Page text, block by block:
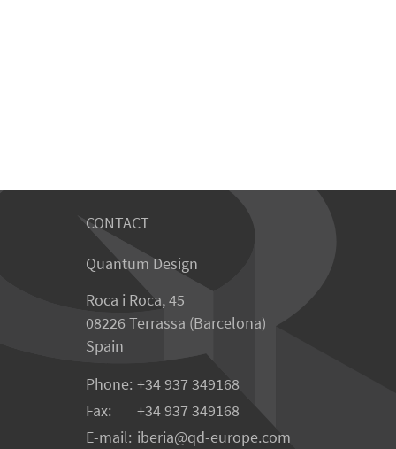
CONTACT
Quantum Design
Roca i Roca, 45
08226 Terrassa (Barcelona)
Spain
Phone: +34 937 349168
Fax:
+34 937 349168
E-mail: iberia qd-europe.com